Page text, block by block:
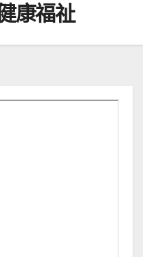
康福祉